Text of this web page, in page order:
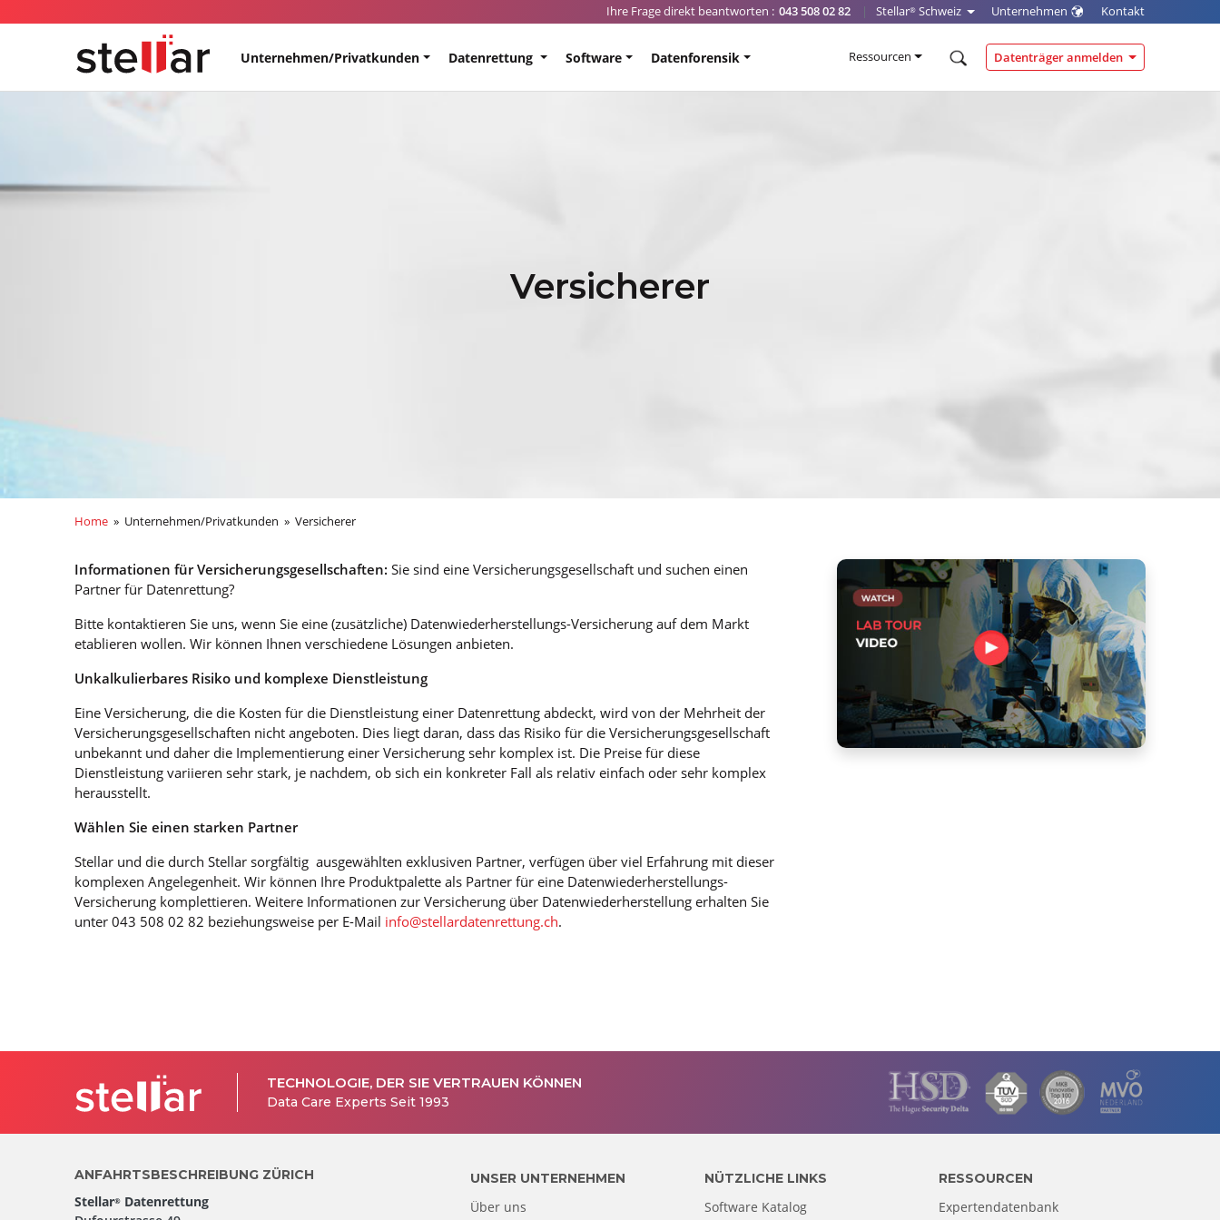
Ihre Frage direkt beantworten : 043 508 02 82 | Stellar®Schweiz Unternehmen Kontakt
Unternehmen/Privatkunden Datenrettung Software Datenforensik Ressourcen Datenträger anmelden
Versicherer
Home » Unternehmen/Privatkunden » Versicherer
Informationen für Versicherungsgesellschaften:Sie sind eine Versicherungsgesellschaft und suchen einen
Partner für Datenrettung?
Bitte kontaktieren Sie uns, wenn Sie eine (zusätzliche) Datenwiederherstellungs-Versicherung auf dem Markt
etablieren wollen. Wir können Ihnen verschiedene Lösungen anbieten.
Unkalkulierbares Risiko und komplexe Dienstleistung
Eine Versicherung, die die Kosten für die Dienstleistung einer Datenrettung abdeckt, wird von der Mehrheit der
Versicherungsgesellschaften nicht angeboten. Dies liegt daran, dass das Risiko für die Versicherungsgesellschaft
unbekannt und daher die Implementierung einer Versicherung sehr komplex ist. Die Preise für diese
Dienstleistung variieren sehr stark, je nachdem, ob sich ein konkreter Fall als relativ einfach oder sehr komplex
herausstellt.
Wählen Sie einen starken Partner
Stellar und die durch Stellar sorgfältig ausgewählten exklusiven Partner, verfügen über viel Erfahrung mit dieser
komplexen Angelegenheit. Wir können Ihre Produktpalette als Partner für eine Datenwiederherstellungs-
Versicherung komplettieren. Weitere Informationen zur Versicherung über Datenwiederherstellung erhalten Sie
unter 043 508 02 82 beziehungsweise per E-Mail info@stellardatenrettung.ch.
TECHNOLOGIE, DER SIE VERTRAUEN KÖNNEN
Data Care Experts Seit 1993
ANFAHRTSBESCHREIBUNG ZÜRICH
Stellar® Datenrettung
UNSER UNTERNEHMEN
Über uns
NÜTZLICHE LINKS
Software Katalog
RESSOURCEN
Expertendatenbank